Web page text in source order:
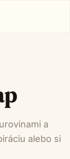
a
alebo si